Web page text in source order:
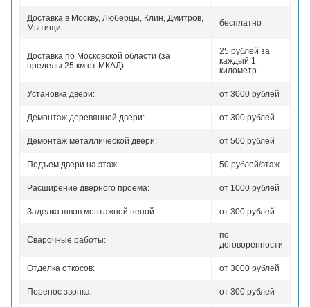
Доставка в Москву, Люберцы, Клин, Дмитров,
Мытищи:
бесплатно
Доставка по Московской области (за
пределы 25 км от МКАД):
25 рублей за
каждый 1
километр
Установка двери: от 3000 рублей
Демонтаж деревянной двери: от 300 рублей
Демонтаж металлической двери: от 500 рублей
Подъем двери на этаж: 50 рублей/этаж
Расширение дверного проема: от 1000 рублей
Заделка швов монтажной пеной: от 300 рублей
Сварочные работы:
по
договоренности
Отделка откосов: от 3000 рублей
Перенос звонка: от 300 рублей